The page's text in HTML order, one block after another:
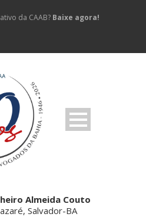
da CAAB? Baixe agora!
Almeida Couto
Salvador-BA